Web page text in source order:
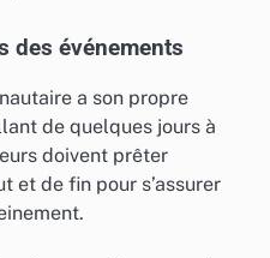
des événements
a son propre
de quelques jours à
doivent prêter
et de fin pour s’assurer